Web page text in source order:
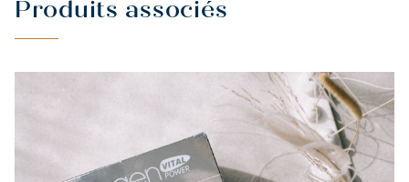
Produits associés